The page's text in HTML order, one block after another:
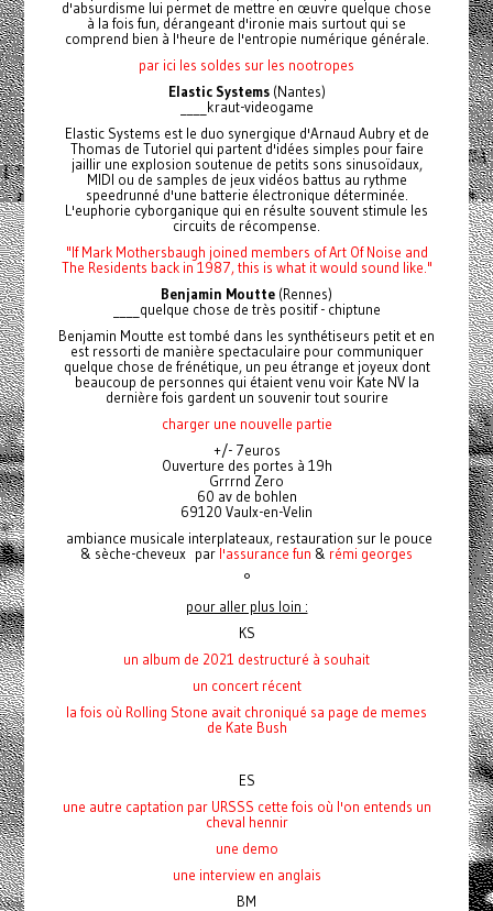
d'absurdisme lui permet de mettre en œuvre quelque chose
à la fois fun, dérangeant d'ironie mais surtout qui se
comprend bien à l'heure de l'entropie numérique générale.
par ici les soldes sur les nootropes
Elastic Systems(Nantes)
____kraut-videogame
Elastic Systems est le duo synergique d'Arnaud Aubry et de
Thomas de Tutoriel qui partent d'idées simples pour faire
jaillir une explosion soutenue de petits sons sinusoïdaux,
MIDI ou de samples de jeux vidéos battus au rythme
speedrunné d'une batterie électronique déterminée.
L'euphorie cyborganique qui en résulte souvent stimule les
circuits de récompense.
"If Mark Mothersbaugh joined members of Art Of Noise and
The Residents back in 1987, this is what it would sound like."
Benjamin Moutte (Rennes)
____quelque chose de très positif - chiptune
Benjamin Moutte est tombé dans les synthétiseurs petit et en
est ressorti de manière spectaculaire pour communiquer
quelque chose de frénétique, un peu étrange et joyeux dont
beaucoup de personnes qui étaient venu voir Kate NV la
dernière fois gardent un souvenir tout sourire
charger une nouvelle partie
+/- 7euros
Ouverture des portes à 19h
Grrrnd Zero
60 av de bohlen
69120 Vaulx-en-Velin
ambiance musicale interplateaux, restauration sur le pouce
& sèche-cheveux par l'assurance fun & rémi georges
°
pour aller plus loin :
KS
un album de 2021 destructuré à souhait
un concert récent
la fois où Rolling Stone avait chroniqué sa page de memes
de Kate Bush
ES
une autre captation par URSSS cette fois où l'on entends un
cheval hennir
une demo
une interview en anglais
BM